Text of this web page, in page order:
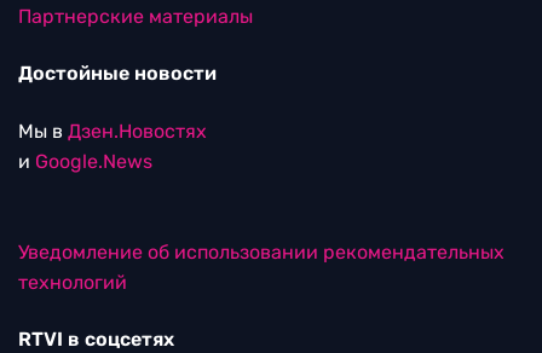
Партнерские материалы
Достойные новости
Мы в Дзен.Новостях
и Google.News
Уведомление об использовании рекомендательных
технологий
RTVI в соцсетях